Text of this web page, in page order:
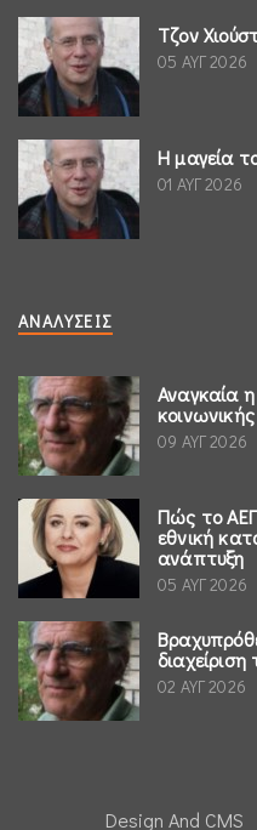
Τζον
05 ΑΥΓ 2026
Η μαγεία
01 ΑΥΓ 2026
ΑΝΑΛΎΣΕΙΣ
Αναγκαία
09 ΑΥΓ 2026
Πώς το
εθνική
ανάπτυξη
05 ΑΥΓ 2026
διαχείριση
02 ΑΥΓ 2026
Design And CMS